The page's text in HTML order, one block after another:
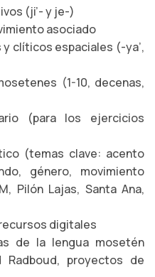
(ji’- y je-)
asociado
y clíticos espaciales (-ya’,
(1-10, decenas,
(para los ejercicios
(temas clave: acento
género, movimiento
Pilón Lajas, Santa Ana,
recursos digitales
de la lengua mosetén
Radboud, proyectos de